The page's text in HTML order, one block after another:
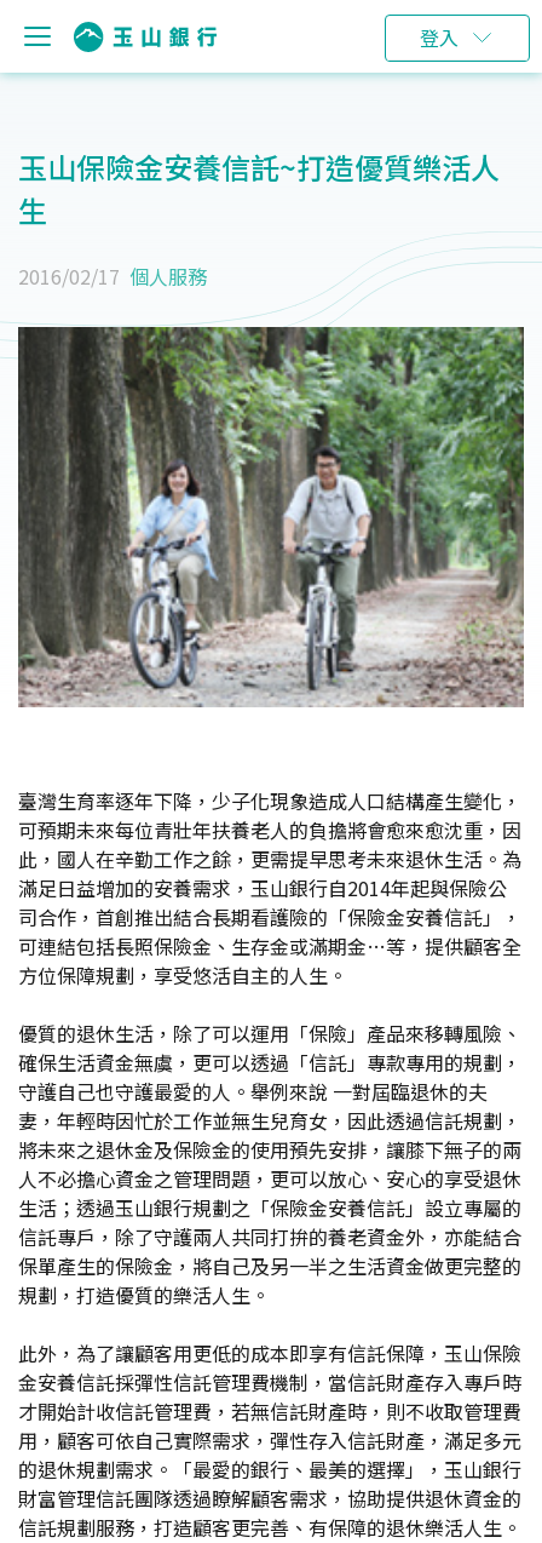
登入
玉山保險金安養信託~打造優質樂活人
生
2016/02/17 個人服務
臺灣生育率逐年下降，少子化現象造成人口結構產生變化，
可預期未來每位青壯年扶養老人的負擔將會愈來愈沈重，因
此，國人在辛勤工作之餘，更需提早思考未來退休生活。為
滿足日益增加的安養需求，玉山銀行自2014年起與保險公
司合作，首創推出結合長期看護險的「保險金安養信託」，
可連結包括長照保險金、生存金或滿期金…等，提供顧客全
方位保障規劃，享受悠活自主的人生。
優質的退休生活，除了可以運用「保險」產品來移轉風險、
確保生活資金無虞，更可以透過「信託」專款專用的規劃，
守護自己也守護最愛的人。舉例來說 一對屆臨退休的夫
妻，年輕時因忙於工作並無生兒育女，因此透過信託規劃，
將未來之退休金及保險金的使用預先安排，讓膝下無子的兩
人不必擔心資金之管理問題，更可以放心、安心的享受退休
生活；透過玉山銀行規劃之「保險金安養信託」設立專屬的
信託專戶，除了守護兩人共同打拚的養老資金外，亦能結合
保單產生的保險金，將自己及另一半之生活資金做更完整的
規劃，打造優質的樂活人生。
此外，為了讓顧客用更低的成本即享有信託保障，玉山保險
金安養信託採彈性信託管理費機制，當信託財產存入專戶時
才開始計收信託管理費，若無信託財產時，則不收取管理費
用，顧客可依自己實際需求，彈性存入信託財產，滿足多元
的退休規劃需求。「最愛的銀行、最美的選擇」，玉山銀行
財富管理信託團隊透過瞭解顧客需求，協助提供退休資金的
信託規劃服務，打造顧客更完善、有保障的退休樂活人生。